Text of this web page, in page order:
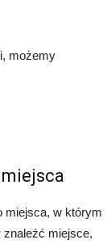
możemy
miejsca, w którym
znaleźć miejsce,